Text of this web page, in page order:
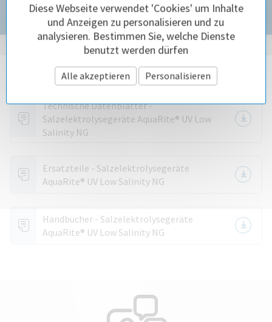
Dokumente
Dokumentation
Technische Datenblätter -
Salzelektrolysegeräte AquaRite® UV Low
Salinity NG
Ersatzteile - Salzelektrolysegeräte
AquaRite® UV Low Salinity NG
Handbücher - Salzelektrolysegeräte
AquaRite® UV Low Salinity NG
Diese Webseite verwendet 'Cookies' um Inhalte
und Anzeigen zu personalisieren und zu
analysieren. Bestimmen Sie, welche Dienste
benutzt werden dürfen
Alle akzeptieren Personalisieren